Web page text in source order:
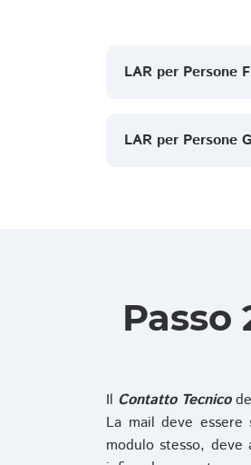
LAR per Persone
LAR per Persone
Passo
Il Contatto Tecnico
La mail deve
modulo stesso,